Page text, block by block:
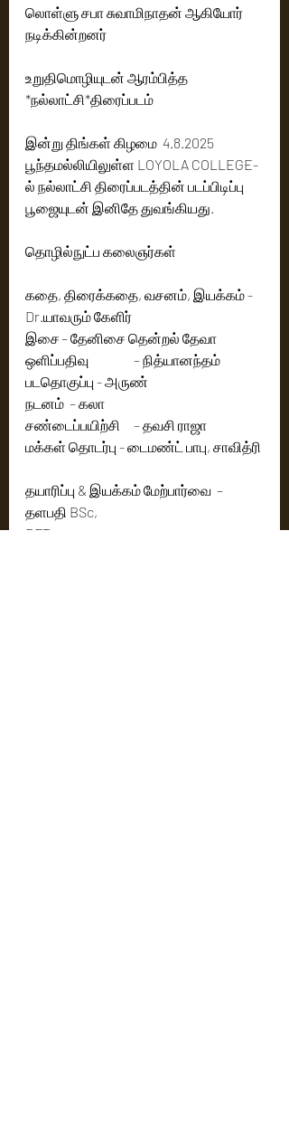
லொள்ளு சபா சுவாமிநாதன் ஆகியோர்
நடிக்கின்றனர்
உறுதிமொழியுடன் ஆரம்பித்த
*நல்லாட்சி*திரைப்படம்
இன்று திங்கள் கிழமை  4.8.2025
பூந்தமல்லியிலுள்ள LOYOLA COLLEGE-
ல் நல்லாட்சி திரைப்படத்தின் படப்பிடிப்பு
பூஜையுடன் இனிதே துவங்கியது.
தொழில்நுட்ப கலைஞர்கள்
கதை, திரைக்கதை, வசனம், இயக்கம் -
Dr.யாவரும் கேளிர்
இசை	– தேனிசை தென்றல் தேவா
ஒளிப்பதிவு 		– நித்யானந்தம்
படதொகுப்பு - அருண்
நடனம்  – கலா
சண்டைப்பயிற்சி	– தவசி ராஜா
மக்கள் தொடர்பு - டைமண்ட் பாபு, சாவித்ரி
தயாரிப்பு & இயக்கம் மேற்பார்வை  –
தளபதி BSc,
DFT